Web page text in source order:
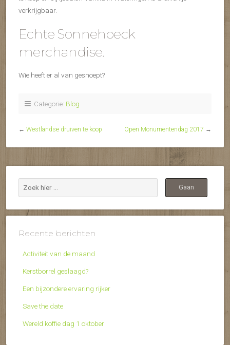
verkrijgbaar.
Echte Sonnehoeck
merchandise.
Wie heeft er al van gesnoept?
Categorie: Blog
← Westlandse druiven te koop Open Monumentendag 2017 →
Recente berichten
Activiteit van de maand
Kerstborrel geslaagd?
Een bijzondere ervaring rijker
Save the date
Wereld koffie dag 1 oktober